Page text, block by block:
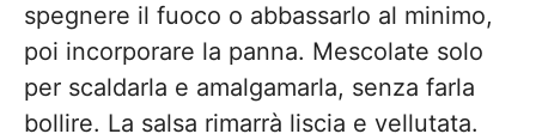
spegnere il fuoco o abbassarlo al minimo,
poi incorporare la panna. Mescolate solo
per scaldarla e amalgamarla, senza farla
bollire. La salsa rimarrà liscia e vellutata.